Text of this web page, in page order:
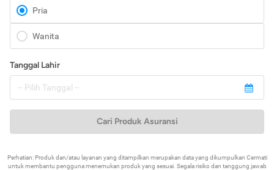
Pria
Wanita
Tanggal Lahir
Cari Produk Asuransi
Perhatian: Produk dan/atau layanan yang ditampilkan merupakan data yang dikumpulkan Cermati
untuk membantu pengguna menemukan produk yang sesuai. Segala risiko dan tanggung jawab